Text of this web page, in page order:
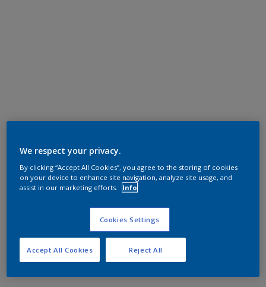
We respect your privacy.
By clicking “Accept All Cookies”, you agree to the storing of cookies
on your device to enhance site navigation, analyze site usage, and
assist in our marketing efforts.
Info
Cookies Settings
Reject All
Accept All Cookies